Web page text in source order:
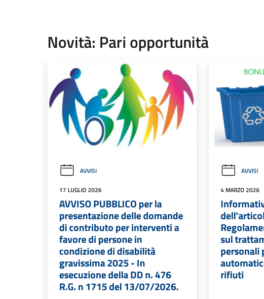
Novità: Pari opportunità
AVVISI
17 LUGLIO 2026
AVVISO PUBBLICO per la
presentazione delle domande
di contributo per interventi a
favore di persone in
condizione di disabilità
gravissima 2025 - In
esecuzione della DD n. 476
R.G. n 1715 del 13/07/2026.
AVVISI
4 MARZO 2026
sul
personali
rifiuti